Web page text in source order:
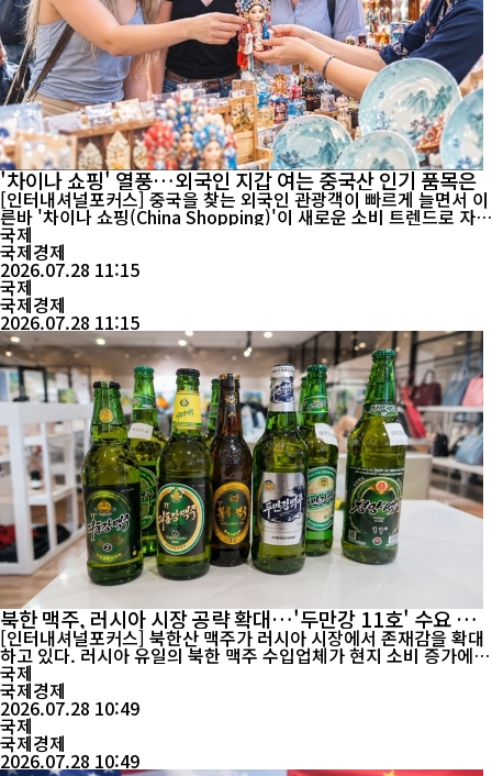
'차이나 쇼핑' 열풍…외국인 지갑 여는 중국산 인기 품목은
[인터내셔널포커스] 중국을 찾는 외국인 관광객이 빠르게 늘면서 이
른바 '차이나 쇼핑(China Shopping)'이 새로운 소비 트렌드로 자리
잡고 있다. 과거에는 관광과 음식 체험이 중심이었다면 최근에는 중
국산 스마트 전자제품과 문화상품, 생활용품 구매가 크게 늘며 입국
소비시장의 새로운 성장 동력으로 주목받고 있다. 중국 국가통계국
에 따르면 올해 상반기 비자 면제 정책...
국제
국제경제
2026.07.28 11:15
국제
국제경제
2026.07.28 11:15
북한 맥주, 러시아 시장 공략 확대…'두만강 11호' 수요 증
가에 공급망 확장
[인터내셔널포커스] 북한산 맥주가 러시아 시장에서 존재감을 확대
하고 있다. 러시아 유일의 북한 맥주 수입업체가 현지 소비 증가에
맞춰 수입 규모와 유통망 확대를 추진하면서 양국 간 식품·소비재
교역도 점차 활기를 띠는 모습이다. 러시아 국영 스푸트니크 통신에
따르면 러시아 극동지역 수입업체 보스토크-에네르기야(Vostok-E
nergya)의 스타니슬라프 부시크 대표는 "북한산 '...
국제
국제경제
2026.07.28 10:49
국제
국제경제
2026.07.28 10:49